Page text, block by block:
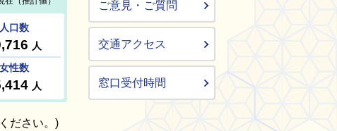
ださい。)
ご意見・ご質問
交通アクセス
窓口受付時間